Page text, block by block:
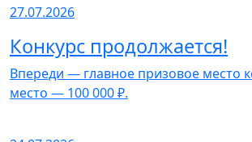
27.07.2026
Конкурс продолжается!
Впереди — главное призовое место
место — 100 000 ₽.